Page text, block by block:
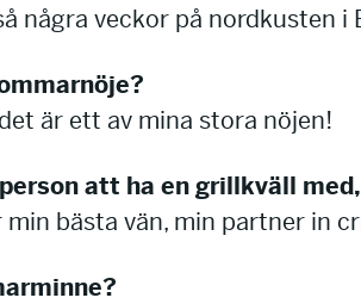
några veckor på nordkusten
är ett av mina stora nöjen!
att ha en grillkväll
bästa vän, min partner in